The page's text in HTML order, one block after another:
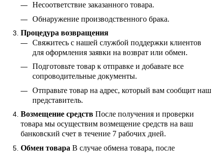
Несоответствие заказанного товара.
Обнаружение производственного брака.
Процедура возвращения
Свяжитесь с нашей службой поддержки клиентов
для оформления заявки на возврат или обмен.
Подготовьте товар к отправке и добавьте все
сопроводительные документы.
Отправьте товар на адрес, который вам сообщит наш
представитель.
Возмещение средств После получения и проверки
товара мы осуществим возмещение средств на ваш
банковский счет в течение 7 рабочих дней.
Обмен товара В случае обмена товара, после